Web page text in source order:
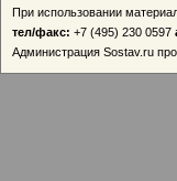
При использовании
тел/факс: +7 (495) 230 0597
Администрация Sostav.ru